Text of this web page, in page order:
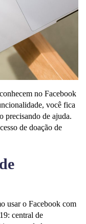
no Facebook
você fica
precisando de ajuda.
de doação de
usar o Facebook com
central de